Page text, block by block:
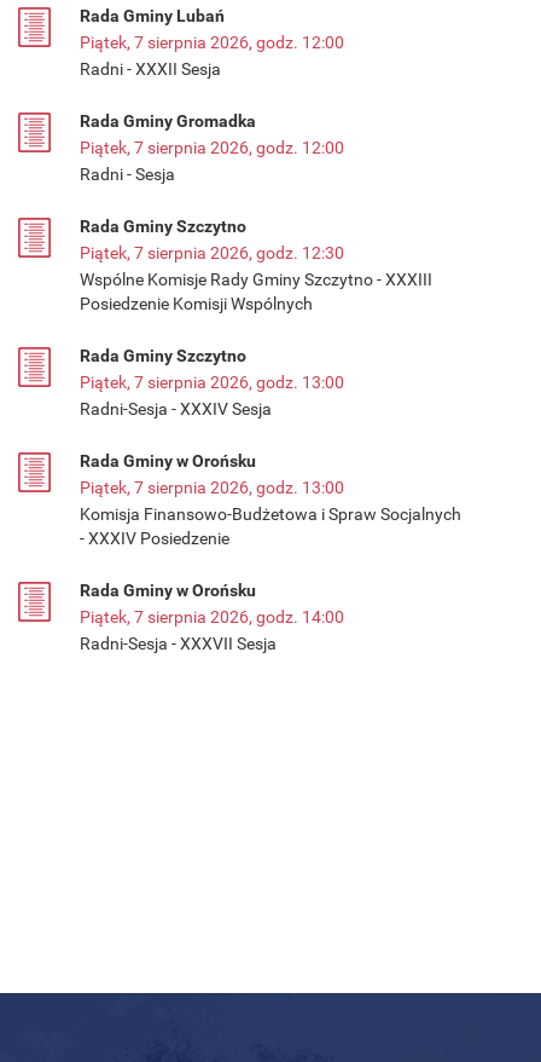
Rada Gminy Lubań
Piątek, 7 sierpnia 2026, godz. 12:00
Radni - XXXII Sesja
Rada Gminy Gromadka
Piątek, 7 sierpnia 2026, godz. 12:00
Radni - Sesja
Rada Gminy Szczytno
Piątek, 7 sierpnia 2026, godz. 12:30
Wspólne Komisje Rady Gminy Szczytno - XXXIII
Posiedzenie Komisji Wspólnych
Rada Gminy Szczytno
Piątek, 7 sierpnia 2026, godz. 13:00
Radni-Sesja - XXXIV Sesja
Rada Gminy w Orońsku
Piątek, 7 sierpnia 2026, godz. 13:00
Komisja Finansowo-Budżetowa i Spraw Socjalnych
- XXXIV Posiedzenie
Rada Gminy w Orońsku
Piątek, 7 sierpnia 2026, godz. 14:00
Radni-Sesja - XXXVII Sesja